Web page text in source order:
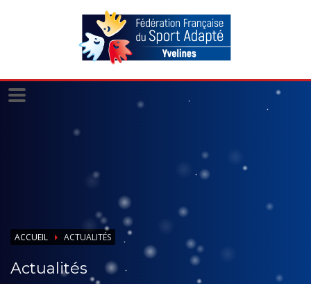
ACCUEIL ACTUALITÉS
Actualités
Panneau de gestion des cookies